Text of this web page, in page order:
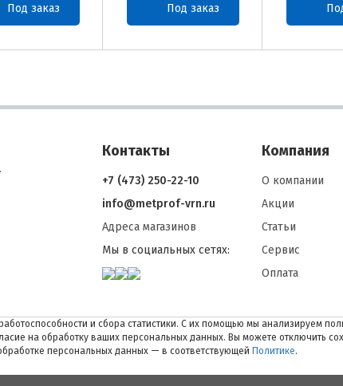
Под заказ Под заказ
Контакты
+7 (473) 250-22-10
info@metprof-vrn.ru
Адреса магазинов
Мы в социальных сетях:
Компания
О компании
Акции
Статьи
Сервис
Оплата
и сбора статистики. С их помощью мы анализируем
на обработку ваших персональных данных. Вы можете отключить
персональных данных — в соответствующей Политике.